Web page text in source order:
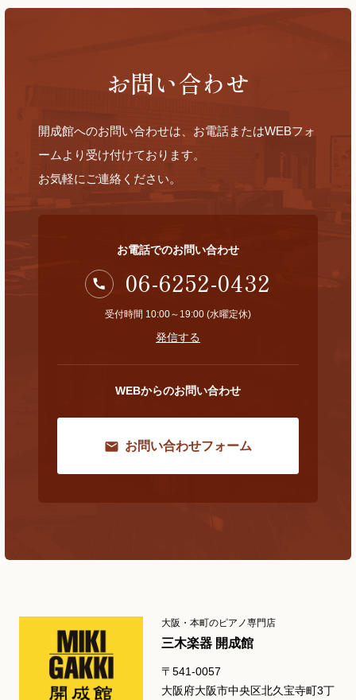
お問い合わせ
開成館へのお問い合わせは、お電話またはWEBフォ
ームより受け付けております。
お気軽にご連絡ください。
お電話でのお問い合わせ
06-6252-0432
受付時間 10:00～19:00 (水曜定休)
発信する
WEBからのお問い合わせ
お問い合わせフォーム
大阪・本町のピアノ専門店
三木楽器 開成館
〒541-0057
大阪府大阪市中央区北久宝寺町3丁